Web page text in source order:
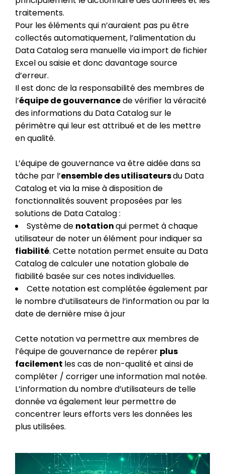
traitements.
Pour les éléments qui n’auraient pas pu être
collectés automatiquement, l’alimentation du
Data Catalog sera manuelle via import de fichier
Excel ou saisie et donc davantage source
d’erreur.
Il est donc de la responsabilité des membres de
l’équipe de gouvernancede vérifier la véracité
des informations du Data Catalog sur le
périmètre qui leur est attribué et de les mettre
en qualité.
L’équipe de gouvernance va être aidée dans sa
tâche par l’ensemble des utilisateursdu Data
Catalog et via la mise à disposition de
fonctionnalités souvent proposées par les
solutions de Data Catalog :
Système de notationqui permet à chaque
utilisateur de noter un élément pour indiquer sa
fiabilité. Cette notation permet ensuite au Data
Catalog de calculer une notation globale de
fiabilité basée sur ces notes individuelles.
Cette notation est complétée également par
le nombre d’utilisateurs de l’information ou par la
date de dernière mise à jour
Cette notation va permettre aux membres de
l’équipe de gouvernance de repérer plus
facilement les cas de non-qualité et ainsi de
compléter / corriger une information mal notée.
L’information du nombre d’utilisateurs de telle
donnée va également leur permettre de
concentrer leurs efforts vers les données les
plus utilisées.